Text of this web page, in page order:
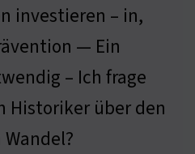
investieren – in,
— Ein
– Ich frage
Historiker über den